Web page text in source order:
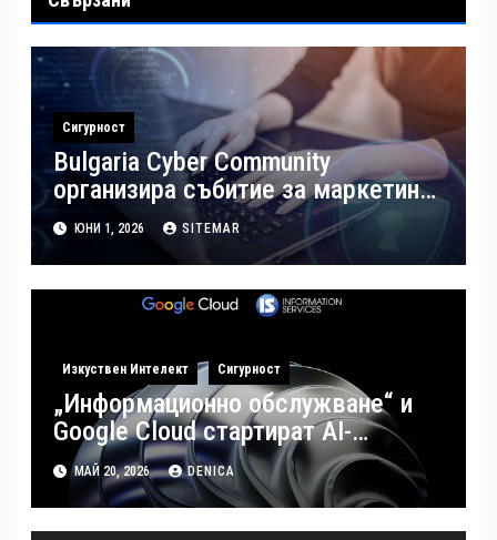
Сигурност
Bulgaria Cyber Community
организира събитие за маркетинг
в киберсигурността и изграждане
на личен бранд
ЮНИ 1, 2026 SITEMAR
Изкуствен Интелект Сигурност
„Информационно обслужване“ и
Google Cloud стартират AI-
базирана национална киберзащита
в България
МАЙ 20, 2026 DENICA